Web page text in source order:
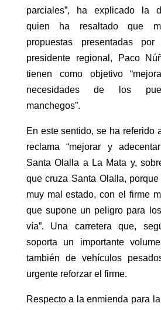
parciales”, ha explicado la
quien ha resaltado que
propuestas presentadas
presidente regional, Paco
tienen como objetivo
necesidades de los
manchegos”.
En este sentido, se ha referido
reclama “mejorar y
Santa Olalla a La Mata y,
que cruza Santa Olalla,
muy mal estado, con el firme
que supone un peligro para
vía”. Una carretera que,
soporta un importante
también de vehículos
urgente reforzar el firme.
Respecto a la enmienda para